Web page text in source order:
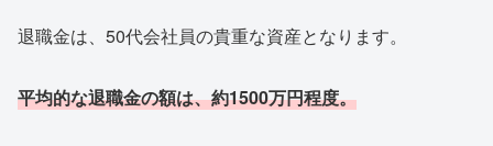
退職金は、50代会社員の貴重な資産となります。
平均的な退職金の額は、約1500万円程度。